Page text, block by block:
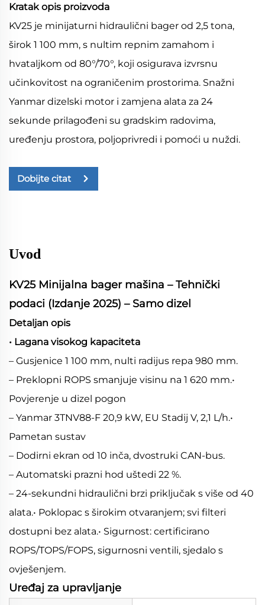
Kratak opis proizvoda
KV25 je minijaturni hidraulični bager od 2,5 tona,
širok 1 100 mm, s nultim repnim zamahom i
hvataljkom od 80°/70°, koji osigurava izvrsnu
učinkovitost na ograničenim prostorima. Snažni
Yanmar dizelski motor i zamjena alata za 24
sekunde prilagođeni su gradskim radovima,
uređenju prostora, poljoprivredi i pomoći u nuždi.
Dobijte citat
Uvod
KV25 Minijalna bager mašina – Tehnički
podaci (Izdanje 2025) – Samo dizel
Detaljan opis
• Lagana visokog kapaciteta
– Gusjenice 1 100 mm, nulti radijus repa 980 mm.
– Preklopni ROPS smanjuje visinu na 1 620 mm.•
Povjerenje u dizel pogon
– Yanmar 3TNV88-F 20,9 kW, EU Stadij V, 2,1 L/h.•
Pametan sustav
– Dodirni ekran od 10 inča, dvostruki CAN-bus.
– Automatski prazni hod uštedi 22 %.
– 24-sekundni hidraulični brzi priključak s više od 40
alata.• Poklopac s širokim otvaranjem; svi filteri
dostupni bez alata.• Sigurnost: certificirano
ROPS/TOPS/FOPS, sigurnosni ventili, sjedalo s
ovješenjem.
Uređaj za upravljanje